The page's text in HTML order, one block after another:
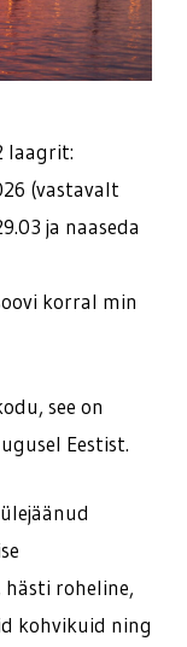
laagrit:
(vastavalt
ja naaseda
korral min
see on
Eestist.
roheline,
kohvikuid ning